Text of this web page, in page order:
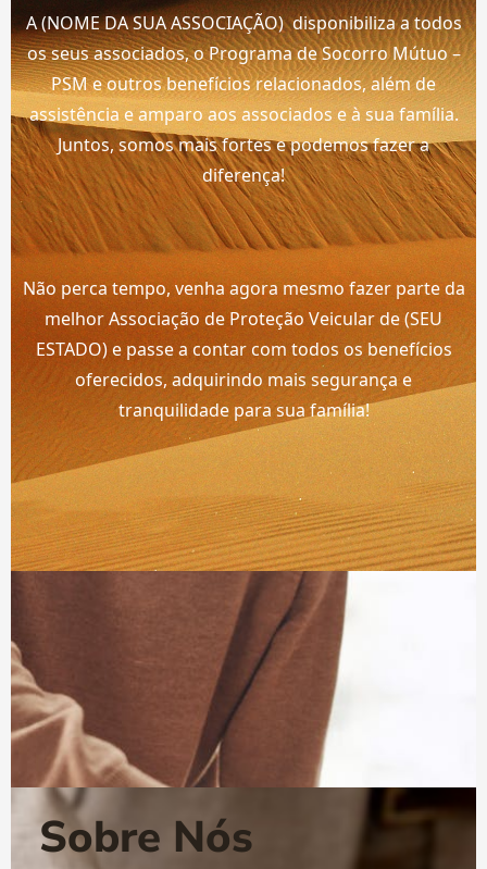
A (NOME DA SUA ASSOCIAÇÃO) disponibiliza a todos
os seus associados, o Programa de Socorro Mútuo –
PSM e outros benefícios relacionados, além de
assistência e amparo aos associados e à sua família.
Juntos, somos mais fortes e podemos fazer a
diferença!
Não perca tempo, venha agora mesmo fazer parte da
melhor Associação de Proteção Veicular de (SEU
ESTADO) e passe a contar com todos os benefícios
oferecidos, adquirindo mais segurança e
tranquilidade para sua família!
Sobre Nós